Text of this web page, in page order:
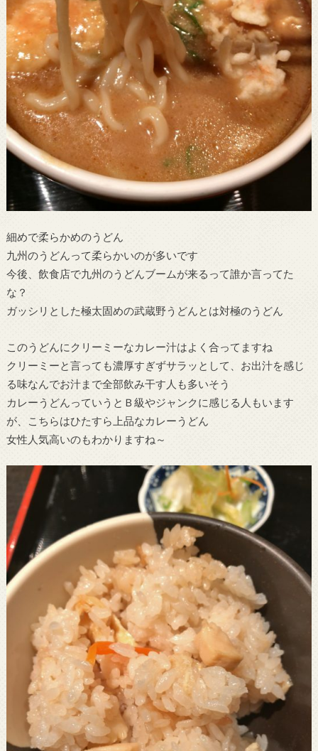
細めで柔らかめのうどん
九州のうどんって柔らかいのが多いです
今後、飲食店で九州のうどんブームが来るって誰か言ってた
な？
ガッシリとした極太固めの武蔵野うどんとは対極のうどん
このうどんにクリーミーなカレー汁はよく合ってますね
クリーミーと言っても濃厚すぎずサラッとして、お出汁を感じ
る味なんでお汁まで全部飲み干す人も多いそう
カレーうどんっていうとＢ級やジャンクに感じる人もいます
が、こちらはひたすら上品なカレーうどん
女性人気高いのもわかりますね～